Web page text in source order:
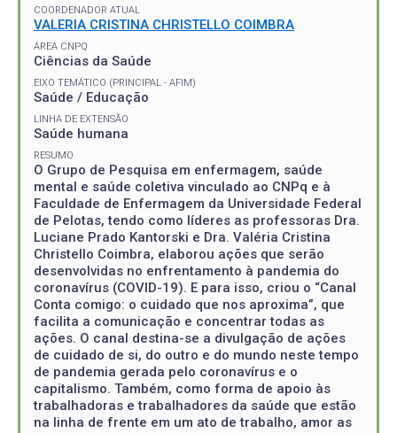
COORDENADOR ATUAL
VALERIA CRISTINA CHRISTELLO COIMBRA
ÁREA CNPQ
Ciências da Saúde
EIXO TEMÁTICO (PRINCIPAL - AFIM)
Saúde / Educação
LINHA DE EXTENSÃO
Saúde humana
RESUMO
O Grupo de Pesquisa em enfermagem, saúde
mental e saúde coletiva vinculado ao CNPq e à
Faculdade de Enfermagem da Universidade Federal
de Pelotas, tendo como líderes as professoras Dra.
Luciane Prado Kantorski e Dra. Valéria Cristina
Christello Coimbra, elaborou ações que serão
desenvolvidas no enfrentamento à pandemia do
coronavírus (COVID-19). E para isso, criou o “Canal
Conta comigo: o cuidado que nos aproxima”, que
facilita a comunicação e concentrar todas as
ações. O canal destina-se a divulgação de ações
de cuidado de si, do outro e do mundo neste tempo
de pandemia gerada pelo coronavírus e o
capitalismo. Também, como forma de apoio às
trabalhadoras e trabalhadores da saúde que estão
na linha de frente em um ato de trabalho, amor as